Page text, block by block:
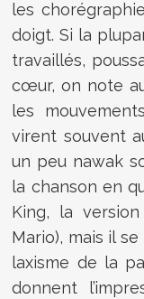
les
doigt. Si la
travaillés,
cœur, on note
les
virent souvent
un peu nawak
la chanson en
King, la
Mario), mais il
laxisme de la
donnent